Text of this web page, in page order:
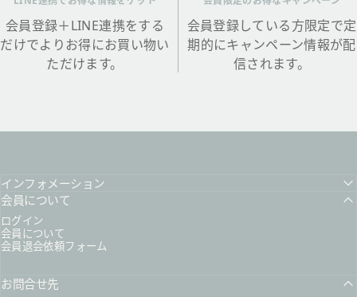
会員登録＋LINE連携をする
だけでよりお得にお買い物い
ただけます。
会員登録している方限定で定
期的にキャンペーン情報が配
信されます。
インフォメーション
会員について
ログイン
会員について
会員退会依頼フォーム
お問合せ先